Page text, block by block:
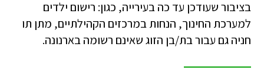
בציבור שעודכן עד כה בעירייה, כגון: רישום ילדים
למערכת החינוך, הנחות במרכזים הקהילתיים, מתן תו
חניה גם עבור בת/בן הזוג שאינם רשומה בארנונה.